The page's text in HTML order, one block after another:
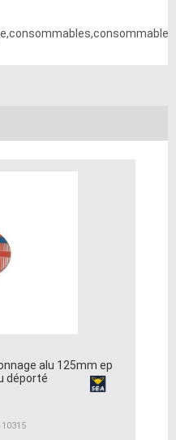
alu 125mm ep
déporté